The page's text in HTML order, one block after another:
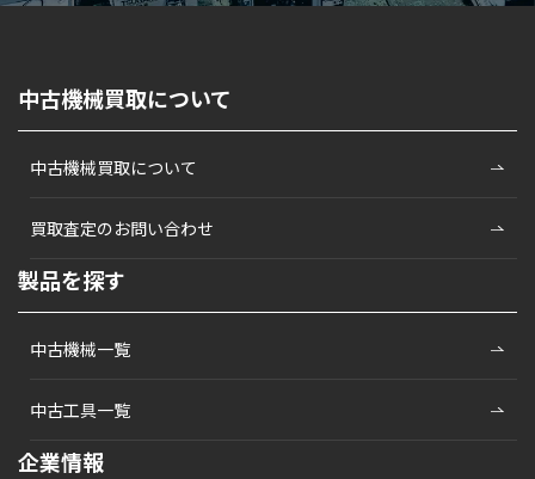
中古機械買取について
中古機械買取について
買取査定のお問い合わせ
製品を探す
中古機械一覧
中古工具一覧
企業情報